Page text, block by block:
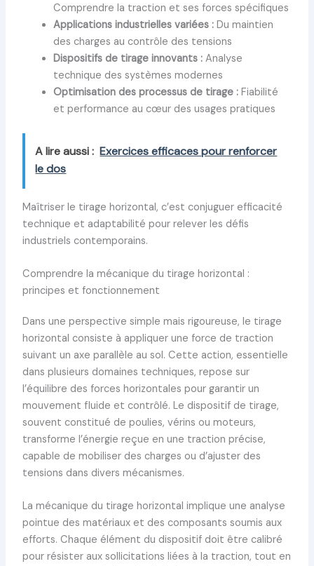
Comprendre la traction et ses forces spécifiques
Applications industrielles variées :Du maintien
des charges au contrôle des tensions
Dispositifs de tirage innovants :Analyse
technique des systèmes modernes
Optimisation des processus de tirage :Fiabilité
et performance au cœur des usages pratiques
A lire aussi : Exercices efficaces pour renforcer
le dos
Maîtriser le tirage horizontal, c’est conjuguer efficacité
technique et adaptabilité pour relever les défis
industriels contemporains.
Comprendre la mécanique du tirage horizontal :
principes et fonctionnement
Dans une perspective simple mais rigoureuse, le tirage
horizontal consiste à appliquer une force de traction
suivant un axe parallèle au sol. Cette action, essentielle
dans plusieurs domaines techniques, repose sur
l’équilibre des forces horizontales pour garantir un
mouvement fluide et contrôlé. Le dispositif de tirage,
souvent constitué de poulies, vérins ou moteurs,
transforme l’énergie reçue en une traction précise,
capable de mobiliser des charges ou d’ajuster des
tensions dans divers mécanismes.
La mécanique du tirage horizontal implique une analyse
pointue des matériaux et des composants soumis aux
efforts. Chaque élément du dispositif doit être calibré
pour résister aux sollicitations liées à la traction, tout en